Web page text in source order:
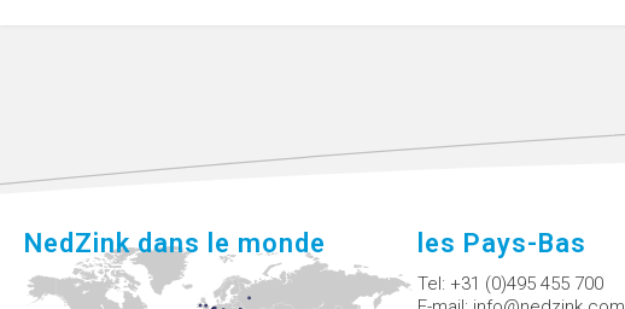
NedZink dans le monde les Pays-Bas
Tel: +31 (0)495 455 700